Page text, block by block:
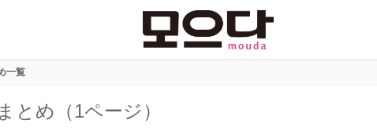
一覧
とめ（1ページ）